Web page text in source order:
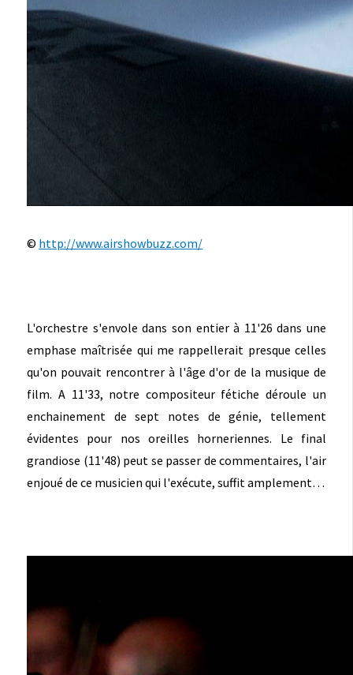
© http://www.airshowbuzz.com/
L'orchestre s'envole dans son entier à 11'26 dans une
emphase maîtrisée qui me rappellerait presque celles
qu'on pouvait rencontrer à l'âge d'or de la musique de
film. A 11'33, notre compositeur fétiche déroule un
enchainement de sept notes de génie, tellement
évidentes pour nos oreilles horneriennes. Le final
grandiose (11'48) peut se passer de commentaires, l'air
enjoué de ce musicien qui l'exécute, suffit amplement…